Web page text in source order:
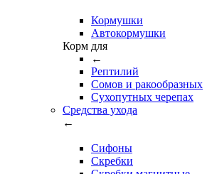
Кормушки
Автокормушки
Корм для
←
Рептилий
Сомов и ракообразных
Сухопутных черепах
Средства ухода
←
Сифоны
Скребки